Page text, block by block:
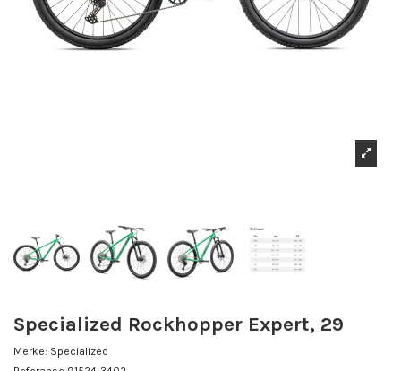
Specialized Rockhopper Expert, 29
Merke: Specialized